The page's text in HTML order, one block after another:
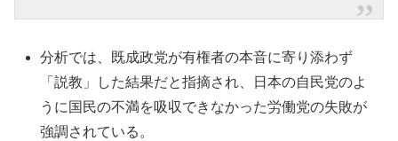
分析では、既成政党が有権者の本音に寄り添わず
「説教」した結果だと指摘され、日本の自民党のよ
うに国民の不満を吸収できなかった労働党の失敗が
強調されている。